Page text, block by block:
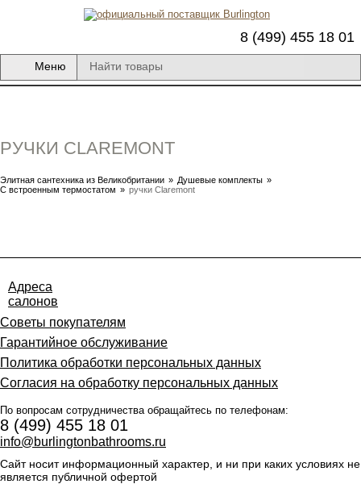
8 (499) 455 18 01
Меню
РУЧКИ CLAREMONT
Элитная сантехника из Великобритании » Душевые комплекты »
С встроенным термостатом » ручки Claremont
Адреса
салонов
Советы покупателям
Гарантийное обслуживание
Политика обработки персональных данных
Согласия на обработку персональных данных
По вопросам сотрудничества обращайтесь по телефонам:
8 (499) 455 18 01
info@burlingtonbathrooms.ru
Сайт носит информационный характер, и ни при каких условиях не
является публичной офертой